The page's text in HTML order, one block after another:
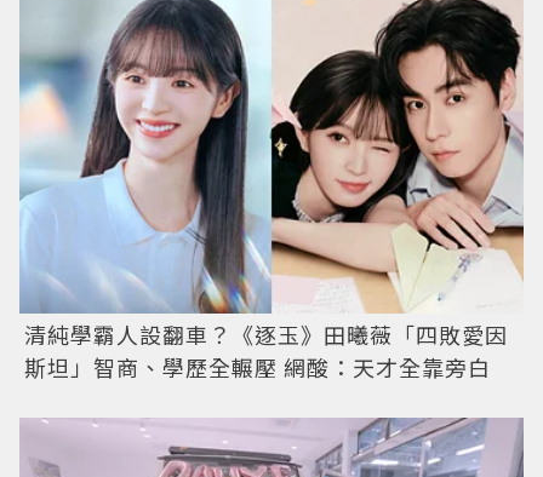
清純學霸人設翻車？《逐玉》田曦薇「四敗愛因
斯坦」智商、學歷全輾壓 網酸：天才全靠旁白